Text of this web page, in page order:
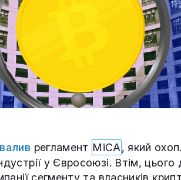
регламент MiCA, який
у Євросоюзі. Втім,